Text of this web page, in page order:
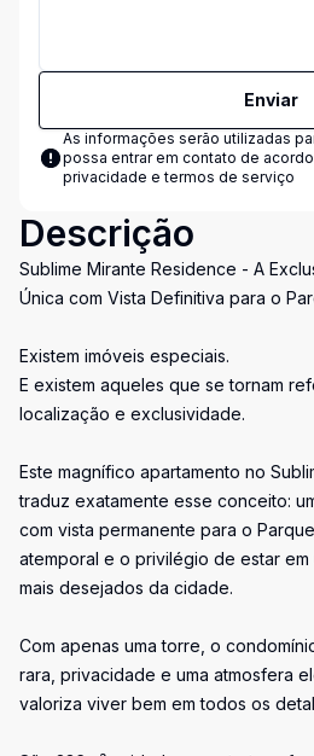
Enviar
As informações serão utilizadas
possa entrar em contato de
privacidade e termos de serviço
Descrição
Sublime Mirante Residence - A
Única com Vista Definitiva para o
Existem imóveis especiais.
E existem aqueles que se tornam
localização e exclusividade.
Este magnífico apartamento no
traduz exatamente esse conceito:
com vista permanente para o
atemporal e o privilégio de estar
mais desejados da cidade.
Com apenas uma torre, o
rara, privacidade e uma atmosfera
valoriza viver bem em todos os